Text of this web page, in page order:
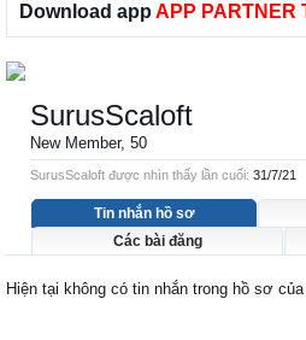
Download app APP PARTNER
SurusScaloft
New Member, 50
SurusScaloft được nhìn thấy lần cuối: 31/7/21
Tin nhắn hồ sơ
Các bài đăng
Hiện tại không có tin nhắn trong hồ sơ